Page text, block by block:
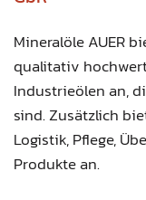
Mineralöle AUER
qualitativ
Industrieölen an,
sind. Zusätzlich
Logistik, Pflege,
Produkte an.